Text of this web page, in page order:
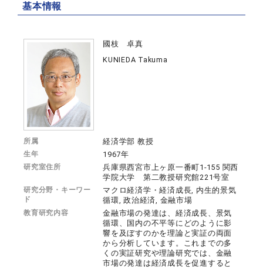
基本情報
國枝 卓真
KUNIEDA Takuma
所属 経済学部 教授
生年 1967年
研究室住所
兵庫県西宮市上ヶ原一番町1-155 関西
学院大学 第二教授研究館221号室
研究分野・キーワー
ド
マクロ経済学・経済成長, 内生的景気
循環, 政治経済, 金融市場
教育研究内容
金融市場の発達は、経済成長、景気
循環、国内の不平等にどのように影
響を及ぼすのかを理論と実証の両面
から分析しています。これまでの多
くの実証研究や理論研究では、金融
市場の発達は経済成長を促進すると